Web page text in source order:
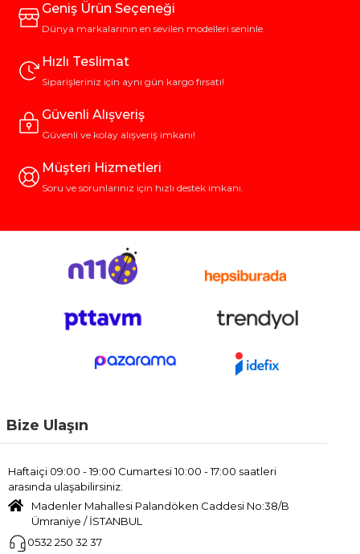
Geniş Ürün Seçeneği
Dünya markalarının en sevilen modelleri seninle.
Hızlı Teslimat
Siparişleriniz için aynı gün kargo fırsatı!
Güvenli Alışveriş
Güvenli ve kolay alışveriş imkanı!
Müşteri Hizmetleri
Soru ve sorunlarınız için hızlı destek imkanı.
Bize Ulaşın
Haftaiçi 09:00 - 19:00 Cumartesi 10:00 - 17:00 saatleri
arasında ulaşabilirsiniz.
Madenler Mahallesi Palandöken Caddesi No:38/B
Ümraniye / İSTANBUL
0532 250 32 37